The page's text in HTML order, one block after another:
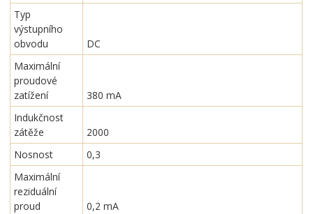
Typ
výstupního
obvodu
DC
Maximální
proudové
zatížení
380 mA
Indukčnost
zátěže
2000
Nosnost
0,3
Maximální
reziduální
proud
0,2 mA